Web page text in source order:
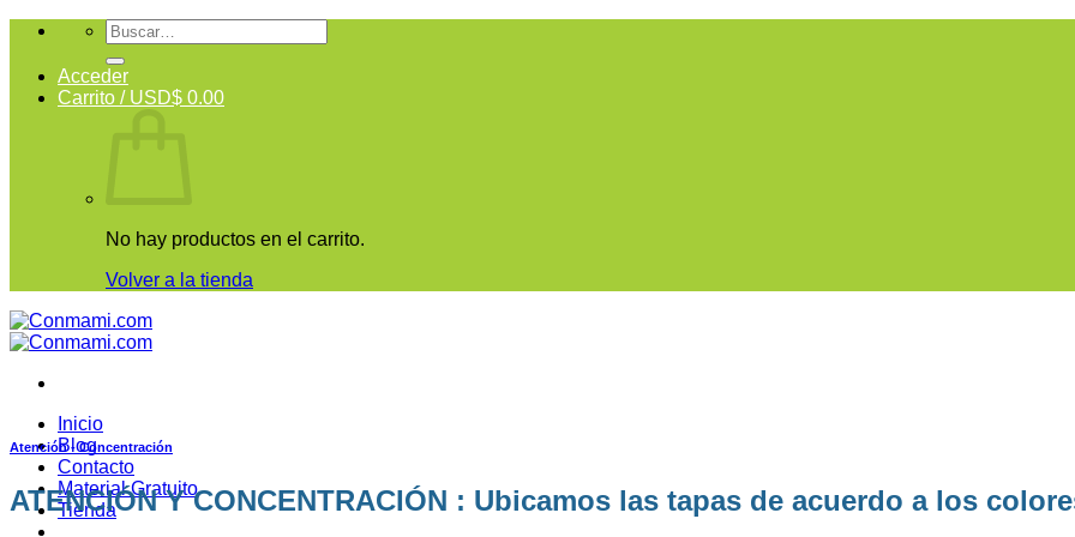
Skip
content
Buscar
por:
Acceder
Carrito / USD$ 0.00
No hay productos en el carrito.
Volver a la tienda
Inicio
Blog
Contacto
Material Gratuito
Tienda
Atención - Concentración
ATENCIÓN Y CONCENTRACIÓN : Ubicamos las tapas de acuerdo a los